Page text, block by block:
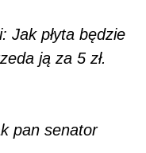
Jak płyta będzie
ją za 5 zł.
pan senator